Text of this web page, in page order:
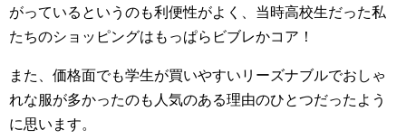
がっているというのも利便性がよく、当時高校生だった私
たちのショッピングはもっぱらビブレかコア！
また、価格面でも学生が買いやすいリーズナブルでおしゃ
れな服が多かったのも人気のある理由のひとつだったよう
に思います。